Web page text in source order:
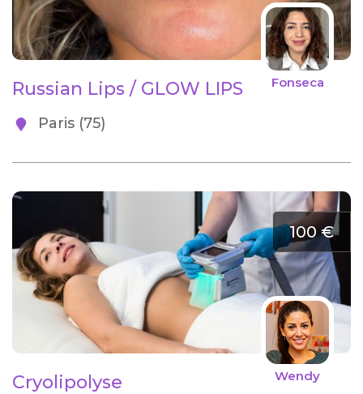
Fonseca
Russian Lips / GLOW LIPS
Paris (75)
100 €
Wendy
Cryolipolyse